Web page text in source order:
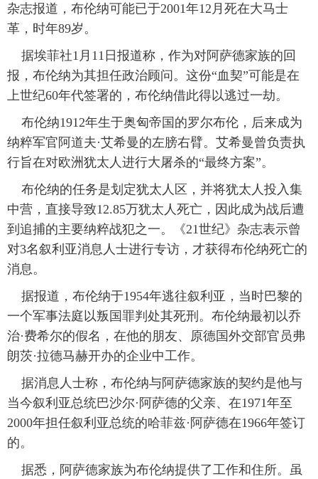
杂志报道，布伦纳可能已于2001年12月死在大马士
革，时年89岁。
据埃菲社1月11日报道称，作为对阿萨德家族的回
报，布伦纳为其担任政治顾问。这份“血契”可能是在
上世纪60年代签署的，布伦纳借此得以逃过一劫。
布伦纳1912年生于奥匈帝国的罗尔布伦，后来成为
纳粹军官阿道夫·艾希曼的左膀右臂。艾希曼曾负责执
行旨在对欧洲犹太人进行大屠杀的“最终方案”。
布伦纳的任务是划定犹太人区，并将犹太人投入集
中营，直接导致12.85万犹太人死亡，因此成为战后遭
到追捕的主要纳粹战犯之一。《21世纪》杂志表示曾
对3名叙利亚消息人士进行专访，才获得布伦纳死亡的
消息。
据报道，布伦纳于1954年逃往叙利亚，当时巴黎的
一个军事法庭以叛国罪判处其死刑。布伦纳最初以乔
治·费希尔的假名，在他的朋友、原德国外交部官员弗
朗茨·拉德马赫开办的企业中工作。
据消息人士称，布伦纳与阿萨德家族的契约是他与
当今叙利亚总统巴沙尔·阿萨德的父亲、在1971年至
2000年担任叙利亚总统的哈菲兹·阿萨德在1966年签订
的。
据悉，阿萨德家族为布伦纳提供了工作和住所。虽